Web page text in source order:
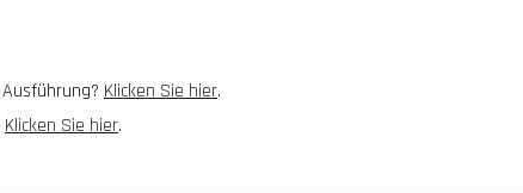
Ausführung? Klicken Sie hier.
Klicken Sie hier.